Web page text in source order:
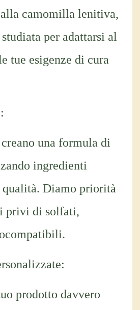
camomilla lenitiva,
per adattarsi al
tue esigenze di cura
una formula di
ingredienti
Diamo priorità
privi di solfati,
prodotto davvero